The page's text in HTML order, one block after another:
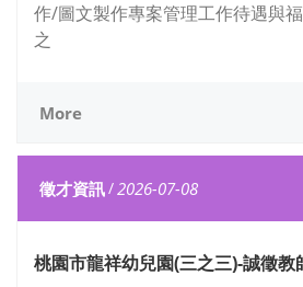
作/圖文製作專案管理工作待遇與
之
More
徵才資訊/2026-07-08
桃園市龍祥幼兒園(三之三)-誠徵教